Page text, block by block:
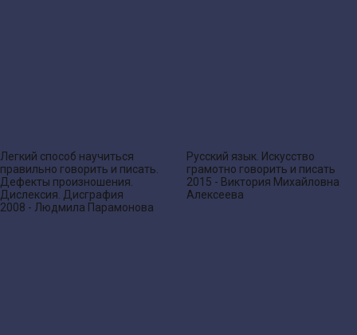
Легкий способ научиться
правильно говорить и писать.
Дефекты произношения.
Дислексия. Дисграфия
2008 - Людмила Парамонова
Русский язык. Искусство
грамотно говорить и писать
2015 - Виктория Михайловна
Алексеева